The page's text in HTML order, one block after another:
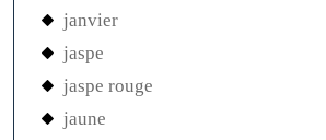
janvier
jaspe
jaspe rouge
jaune